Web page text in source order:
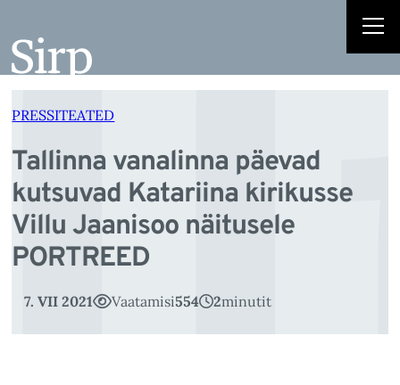
juurde
PRESSITEATED
Tallinna vanalinna päevad
kutsuvad Katariina kirikusse
Villu Jaanisoo näitusele
PORTREED
7. VII 2021 Vaatamisi554 2minutit